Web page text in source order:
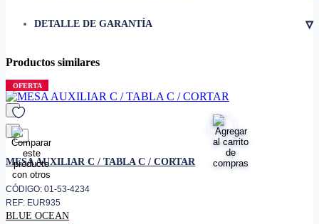
• Color
• Uso
DETALLE DE GARANTÍA ▿
Productos similares
OFERTA
favorito
MESA AUXILIAR C / TABLA C / CORTAR
CÓDIGO: 01-53-4234
REF: EUR935
BLUE OCEAN